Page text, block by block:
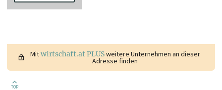
Mitwirtschaft.at PLUSweitere Unternehmen an dieser
Adresse finden
TOP